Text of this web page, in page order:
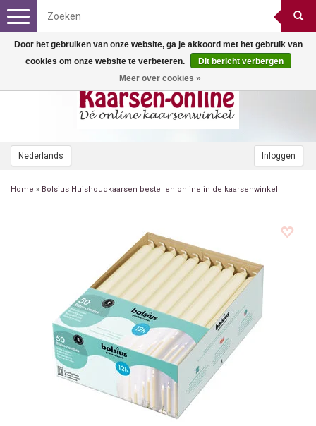
Nederlands Inloggen
Toggle
navigation
Home » Bolsius Huishoudkaarsen bestellen online in de kaarsenwinkel
Door het gebruiken van onze website, ga je akkoord met het gebruik van
cookies om onze website te verbeteren.
Dit bericht verbergen
Meer over cookies »